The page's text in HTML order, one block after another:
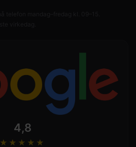
4,8
★★★★ ★